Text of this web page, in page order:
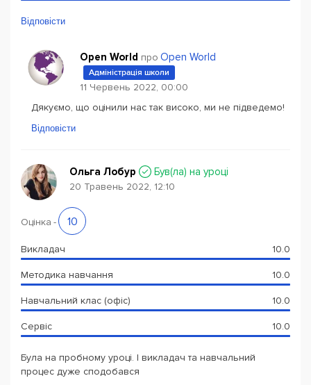
Відповісти
Open World про Open World
Адміністрація школи
11 Червень 2022, 00:00
Дякуємо, що оцінили нас так високо, ми не підведемо!
Відповісти
Ольга Лобур Був(ла) на уроці
20 Травень 2022, 12:10
Оцінка - 10
Викладач 10.0
Методика навчання 10.0
Навчальний клас (офіс) 10.0
Сервіс 10.0
Була на пробному уроці. І викладач та навчальний
процес дуже сподобався